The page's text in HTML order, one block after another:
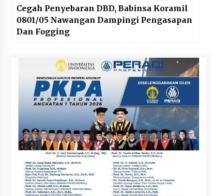
Cegah Penyebaran DBD, Babinsa Koramil
0801/05 Nawangan Dampingi Pengasapan
Dan Fogging